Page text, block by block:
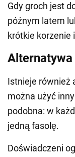
Gdy groch jest
późnym latem
krótkie korzenie
Istnieje również
można użyć
podobna: w
jedną fasolę.
Doświadczeni